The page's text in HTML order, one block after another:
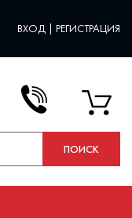
ВХОД | РЕГИСТРАЦИЯ